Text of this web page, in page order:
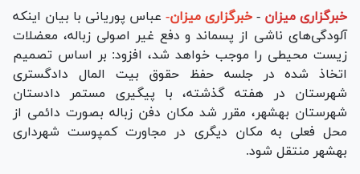
خبرگزاری میزان - خبرگزاری میزان- عباس پوریانی با بیان اینکه
آلودگی‌های ناشی از پسماند و دفع غیر اصولی زباله، معضلات
زیست محیطی را موجب خواهد شد، افزود: بر اساس تصمیم
اتخاذ شده در جلسه حفظ حقوق بیت المال دادگستری
شهرستان در هفته گذشته، با پیگیری مستمر دادستان
شهرستان بهشهر، مقرر شد مکان دفن زباله بصورت دائمی از
محل فعلی به مکان دیگری در مجاورت کمپوست شهرداری
بهشهر منتقل شود.